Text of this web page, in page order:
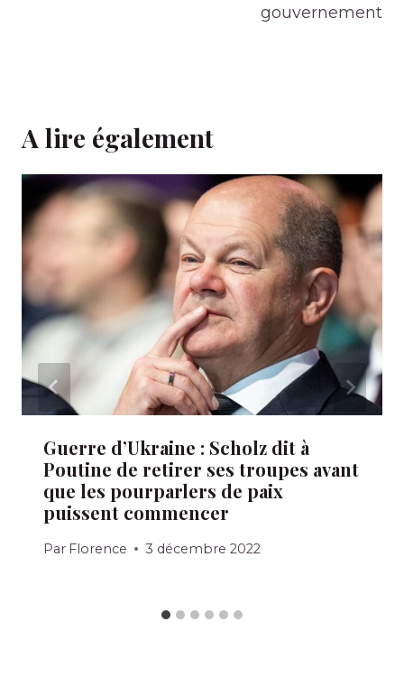
gouvernement
A lire également
Guerre d’Ukraine : Scholz dit à
Poutine de retirer ses troupes avant
que les pourparlers de paix
puissent commencer
Par Florence 3 décembre 2022